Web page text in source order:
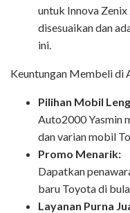
untuk Innova
disesuaikan dan
ini.
Keuntungan Membeli di
Pilihan Mobil
Auto2000 Yasmin
dan varian mobil
Promo Menarik:
Dapatkan
baru Toyota di
Layanan Purna